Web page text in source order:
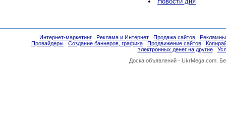
Интернет-маркетинг Реклама и Интернет Продажа сайтов
Провайдеры
Создание баннеров, графика Продвижение сайтов
электронных денег на другие
Доска объявлений - UkrMega.com.